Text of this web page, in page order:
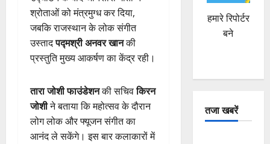
श्रोताओं को मंत्रमुग्ध कर दिया,
जबकि राजस्थान के लोक संगीत
उस्तादपद्मश्री अनवर खानकी
प्रस्तुति मुख्य आकर्षण का केंद्र रही।
तारा जोशी फाउंडेशनकी सचिवकिरन
जोशीने बताया कि महोत्सव के दौरान
लोग लोक और फ्यूजन संगीत का
आनंद ले सकेंगे। इस बार कलाकारों में
हमारे रिपोर्टर
बने
तजा खबरें